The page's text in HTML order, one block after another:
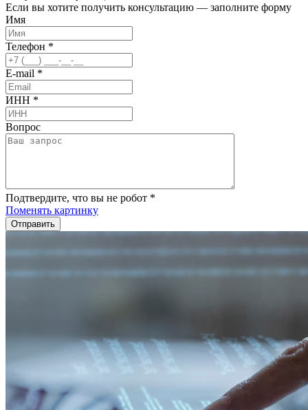
Если вы хотите получить консультацию — заполните форму
Имя
Телефон *
E-mail *
ИНН *
Вопрос
Подтвердите, что вы не робот *
Поменять картинку